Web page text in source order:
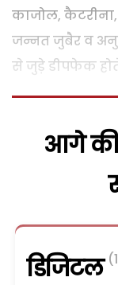
काजोल,
जन्नत जुबैर व
से जुड़े डीपफेक
आगे की
डिजिटल